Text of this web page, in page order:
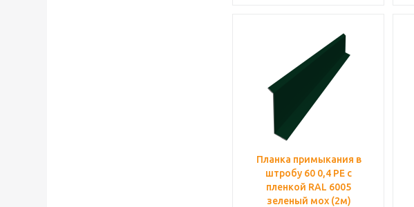
Планка примыкания в
штробу 60 0,4 PE с
пленкой RAL 6005
зеленый мох (2м)